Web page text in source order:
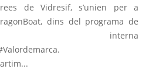
de Vidresif, s’unien per a
dins del programa de
interna